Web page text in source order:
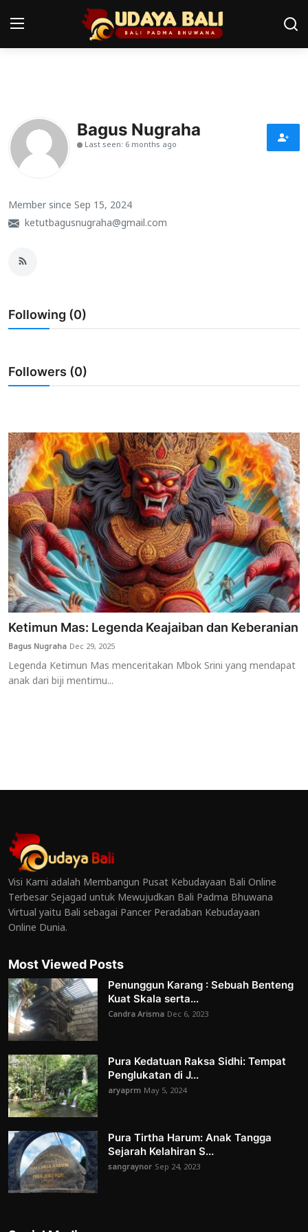
Pura
Desa Adat
Kearifan lokal
Seni
Usadha
Indonesia
Bagus Nugraha
Last seen: 6 months ago
Member since Sep 15, 2024
ketutbagusnugraha@gmail.com
Following (0)
Followers (0)
Ketimun Mas: Legenda Keajaiban dan Keberanian
Bagus Nugraha Dec 29, 2025
Legenda Ketimun Mas menceritakan Mbok Srini yang mendapat
anak dari biji mentimu...
Visi Kami adalah Membangun Pusat Kebudayaan Bali Online
Terbesar Sejagad untuk Mewujudkan Bali Padma Bhuwana
Virtual yaitu Bali sebagai Pancer Peradaban Kebudayaan
Online Dunia.
Most Viewed Posts
Penunggun Karang : Sebuah Benteng
Kuat Skala serta...
Candra Arisma Dec 6, 2023
Pura Kedatuan Raksa Sidhi: Tempat
Penglukatan di J...
aryaprm May 5, 2024
Pura Tirtha Harum: Anak Tangga
Sejarah Kelahiran S...
sangraynor Sep 24, 2023